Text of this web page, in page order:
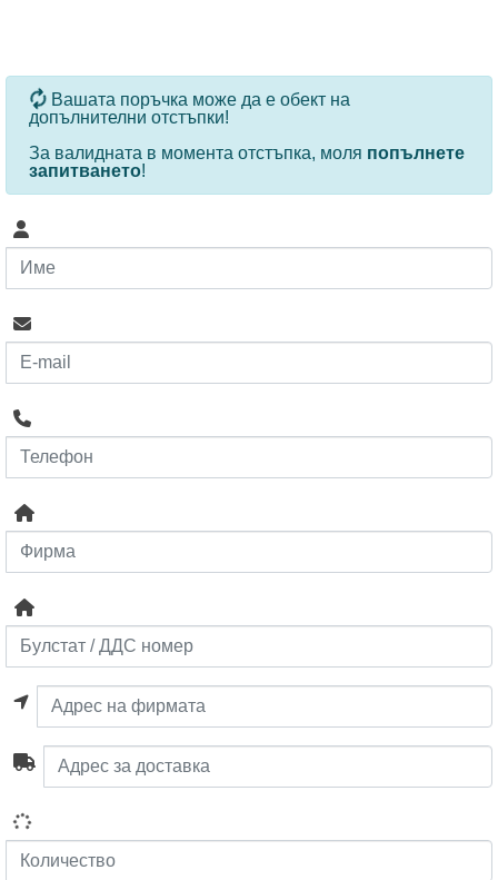
За определени продукти и количества се ползват
Вашата поръчка може да е обект на
допълнителни отстъпки!
За валидната в момента отстъпка, моля попълнете
запитването!